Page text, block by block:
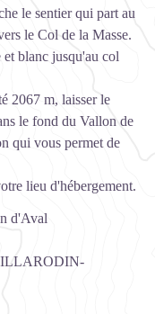
le sentier qui part au
le Col de la Masse.
blanc jusqu'au col
2067 m, laisser le
le fond du Vallon de
qui vous permet de
lieu d'hébergement.
d'Aval